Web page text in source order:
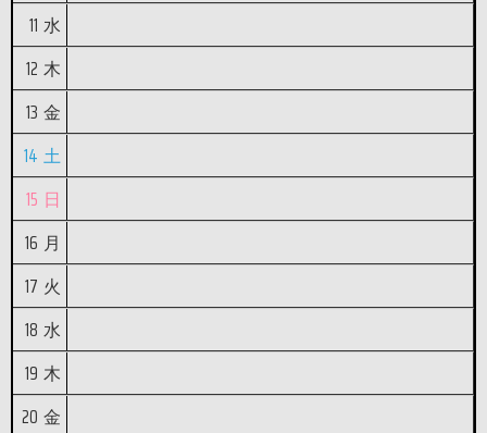
11 水
12 木
13 金
14 土
15 日
16 月
17 火
18 水
19 木
20 金